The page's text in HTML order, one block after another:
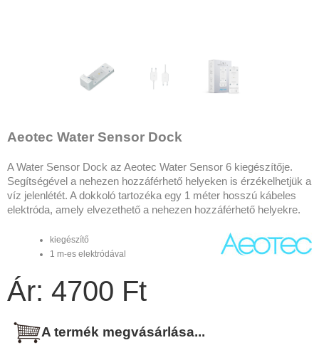
Aeotec Water Sensor Dock
A Water Sensor Dock az Aeotec Water Sensor 6 kiegészítője.
Segítségével a nehezen hozzáférhető helyeken is érzékelhetjük a
víz jelenlétét. A dokkoló tartozéka egy 1 méter hosszú kábeles
elektróda, amely elvezethető a nehezen hozzáférhető helyekre.
kiegészítő
1 m-es elektródával
Ár: 4700 Ft
A termék megvásárlása...